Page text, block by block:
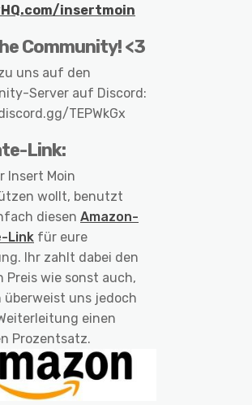
insertmoin
Community! <3
uns auf den
Server auf Discord:
TEPWkGx
Link:
Insert Moin
wollt, benutzt
diesen Amazon-
Link für eure
Ihr zahlt dabei den
Preis wie sonst auch,
überweist uns jedoch
einen
Prozentsatz.